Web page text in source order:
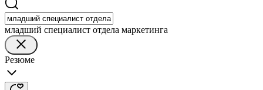
младший специалист отдела маркетинга
Резюме